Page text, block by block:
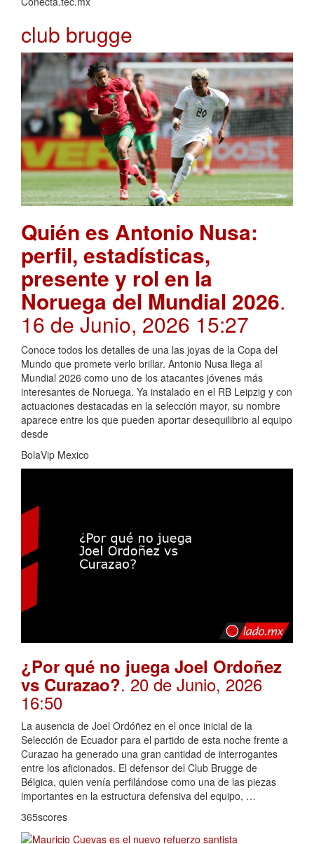
club brugge
Quién es Antonio Nusa:
perfil, estadísticas,
presente y rol en la
Noruega del Mundial 2026.
16 de Junio, 2026 15:27
Conoce todos los detalles de una las joyas de la Copa del
Mundo que promete verlo brillar. Antonio Nusa llega al
Mundial 2026 como uno de los atacantes jóvenes más
interesantes de Noruega. Ya instalado en el RB Leipzig y con
actuaciones destacadas en la selección mayor, su nombre
aparece entre los que pueden aportar desequilibrio al equipo
desde
BolaVip Mexico
¿Por qué no juega Joel Ordoñez
vs Curazao?. 20 de Junio, 2026
16:50
La ausencia de Joel Ordóñez en el once inicial de la
Selección de Ecuador para el partido de esta noche frente a
Curazao ha generado una gran cantidad de interrogantes
entre los aficionados. El defensor del Club Brugge de
Bélgica, quien venía perfilándose como una de las piezas
importantes en la estructura defensiva del equipo, …
365scores